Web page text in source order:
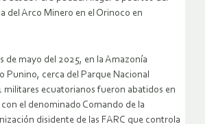
del Arco Minero en el Orinoco en
de mayo del 2025, en la Amazonía
Punino, cerca del Parque Nacional
militares ecuatorianos fueron abatidos en
el denominado Comando de la
disidente de las FARC que controla